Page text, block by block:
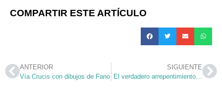
COMPARTIR ESTE ARTÍCULO
ANTERIOR
Vía Crucis con dibujos de Fano
SIGUIENTE
El verdadero arrepentimiento…